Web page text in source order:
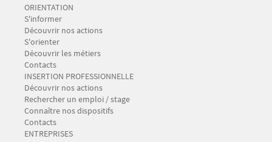
Menu Footer CIO-BAIP 1
ORIENTATION
S'informer
Découvrir nos actions
S'orienter
Découvrir les métiers
Contacts
Menu Footer CIO-BAIP 2
INSERTION PROFESSIONNELLE
Découvrir nos actions
Rechercher un emploi / stage
Connaître nos dispositifs
Contacts
Menu Footer CIO-BAIP 3
ENTREPRISES